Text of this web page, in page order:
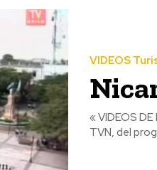
VIDEOS
« VIDEOS
TVN, del